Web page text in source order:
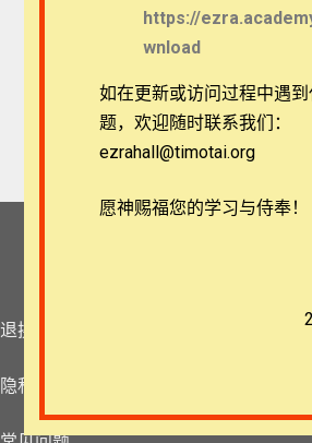
团体报名及课程定制咨
退换政策
隐私策略
https://
wnload
如在更新或访问过程中遇到
题，欢迎随时联系我们：
ezrahall@timotai.org
愿神赐福您的学习与侍奉！